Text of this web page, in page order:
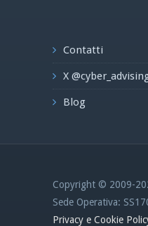
Contatti
X
Blog
Copyright © 2009-
Sede Operativa:
Privacy e Cookie